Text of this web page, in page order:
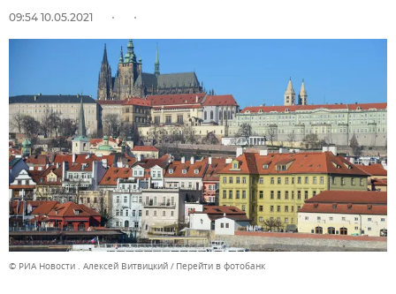
09:54 10.05.2021
© РИА Новости . Алексей Витвицкий Перейти в фотобанк